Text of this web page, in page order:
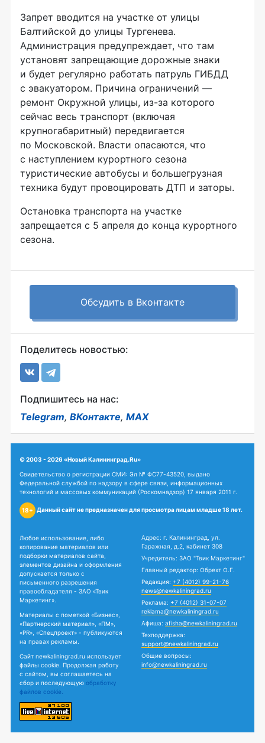
Запрет вводится на участке от улицы
Балтийской до улицы Тургенева.
Администрация предупреждает, что там
установят запрещающие дорожные знаки
и будет регулярно работать патруль ГИБДД
с эвакуатором. Причина ограничений —
ремонт Окружной улицы, из-за которого
сейчас весь транспорт (включая
крупногабаритный) передвигается
по Московской. Власти опасаются, что
с наступлением курортного сезона
туристические автобусы и большегрузная
техника будут провоцировать ДТП и заторы.
Остановка транспорта на участке
запрещается с 5 апреля до конца курортного
сезона.
Обсудить в Вконтакте
Поделитесь новостью:
Подпишитесь на нас:
Telegram, ВКонтакте, MAX
© 2003 - 2026 «Новый Калининград.Ru»
Свидетельство о регистрации СМИ: Эл № ФС77-43520, выдано
Федеральной службой по надзору в сфере связи, информационных
технологий и массовых коммуникаций (Роскомнадзор) 17 января 2011 г.
18+ Данный сайт не предназначен для просмотра лицам младше 18 лет.
Любое использование, либо
копирование материалов или
подборки материалов сайта,
элементов дизайна и оформления
допускается только с
письменного разрешения
правообладателя - ЗАО «Твик
Маркетинг».
Материалы с пометкой «Бизнес»,
«Партнерский материал», «ПМ»,
«PR», «Спецпроект» - публикуются
на правах рекламы.
Сайт newkaliningrad.ru использует
файлы cookie. Продолжая работу
с сайтом, вы соглашаетесь на
сбор и последующую обработку
файлов cookie.
Адрес: г. Калининград, ул.
Гаражная, д.2, кабинет 308
Учредитель: ЗАО "Твик Маркетинг"
Главный редактор: Обрехт О.Г.
Редакция: +7 (4012) 99-21-76
news@newkaliningrad.ru
Реклама: +7 (4012) 31-07-07
reklama@newkaliningrad.ru
Афиша: afisha@newkaliningrad.ru
Техподдержка:
support@newkaliningrad.ru
Общие вопросы:
info@newkaliningrad.ru